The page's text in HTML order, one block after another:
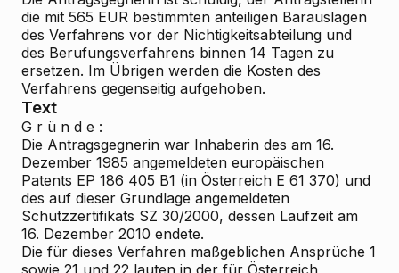
die mit 565 EUR bestimmten anteiligen Barauslagen
des Verfahrens vor der Nichtigkeitsabteilung und
des Berufungsverfahrens binnen 14 Tagen zu
ersetzen. Im Übrigen werden die Kosten des
Verfahrens gegenseitig aufgehoben.
Text
G r ü n d e :
Die Antragsgegnerin war Inhaberin des am 16.
Dezember 1985 angemeldeten europäischen
Patents EP 186 405 B1 (in Österreich E 61 370) und
des auf dieser Grundlage angemeldeten
Schutzzertifikats SZ 30/2000, dessen Laufzeit am
16. Dezember 2010 endete.
Die für dieses Verfahren maßgeblichen Ansprüche 1
sowie 21 und 22 lauten in der für Österreich